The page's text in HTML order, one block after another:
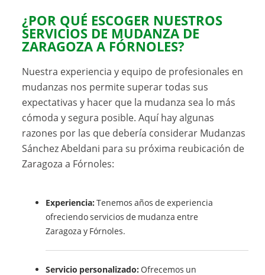
¿POR QUÉ ESCOGER NUESTROS
SERVICIOS DE MUDANZA DE
ZARAGOZA A FÓRNOLES?
Nuestra experiencia y equipo de profesionales en
mudanzas nos permite superar todas sus
expectativas y hacer que la mudanza sea lo más
cómoda y segura posible. Aquí hay algunas
razones por las que debería considerar Mudanzas
Sánchez Abeldani para su próxima reubicación de
Zaragoza a Fórnoles:
Experiencia: Tenemos años de experiencia
ofreciendo servicios de mudanza entre
Zaragoza y Fórnoles.
Servicio personalizado: Ofrecemos un